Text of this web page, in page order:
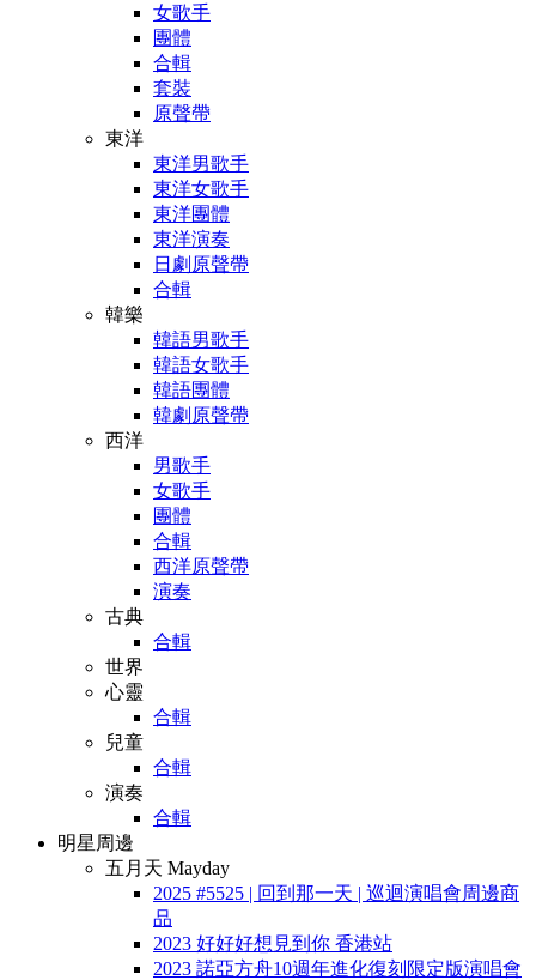
女歌手
團體
合輯
套裝
原聲帶
東洋
東洋男歌手
東洋女歌手
東洋團體
東洋演奏
日劇原聲帶
合輯
韓樂
韓語男歌手
韓語女歌手
韓語團體
韓劇原聲帶
西洋
男歌手
女歌手
團體
合輯
西洋原聲帶
演奏
古典
合輯
世界
心靈
合輯
兒童
合輯
演奏
合輯
明星周邊
五月天 Mayday
2025 #5525 | 回到那一天 | 巡迴演唱會周邊商
品
2023 好好好想見到你 香港站
2023 諾亞方舟10週年進化復刻限定版演唱會